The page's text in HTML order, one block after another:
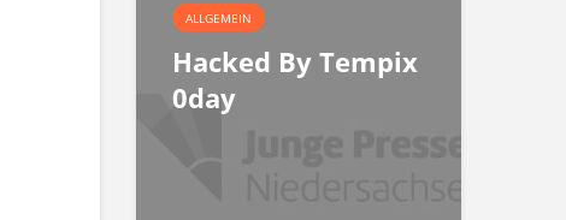
ALLGEMEIN
Hacked By Tempix
0day